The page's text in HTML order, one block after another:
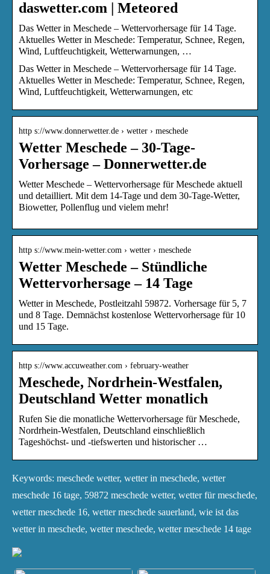
daswetter.com | Meteored
Das Wetter in Meschede – Wettervorhersage für 14 Tage.
Aktuelles Wetter in Meschede: Temperatur, Schnee, Regen,
Wind, Luftfeuchtigkeit, Wetterwarnungen, …
Das Wetter in Meschede – Wettervorhersage für 14 Tage.
Aktuelles Wetter in Meschede: Temperatur, Schnee, Regen,
Wind, Luftfeuchtigkeit, Wetterwarnungen, etc
http s://www.donnerwetter.de › wetter › meschede
Wetter Meschede – 30-Tage-
Vorhersage – Donnerwetter.de
Wetter Meschede – Wettervorhersage für Meschede aktuell
und detailliert. Mit dem 14-Tage und dem 30-Tage-Wetter,
Biowetter, Pollenflug und vielem mehr!
http s://www.mein-wetter.com › wetter › meschede
Wetter Meschede – Stündliche
Wettervorhersage – 14 Tage
Wetter in Meschede, Postleitzahl 59872. Vorhersage für 5, 7
und 8 Tage. Demnächst kostenlose Wettervorhersage für 10
und 15 Tage.
http s://www.accuweather.com › february-weather
Meschede, Nordrhein-Westfalen,
Deutschland Wetter monatlich
Rufen Sie die monatliche Wettervorhersage für Meschede,
Nordrhein-Westfalen, Deutschland einschließlich
Tageshöchst- und -tiefswerten und historischer …
Keywords: meschede wetter, wetter in meschede, wetter
meschede 16 tage, 59872 meschede wetter, wetter für meschede,
wetter meschede 16, wetter meschede sauerland, wie ist das
wetter in meschede, wetter meschede, wetter meschede 14 tage